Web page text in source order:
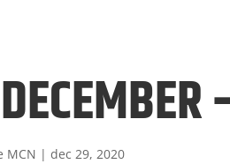
MCN | dec 29, 2020